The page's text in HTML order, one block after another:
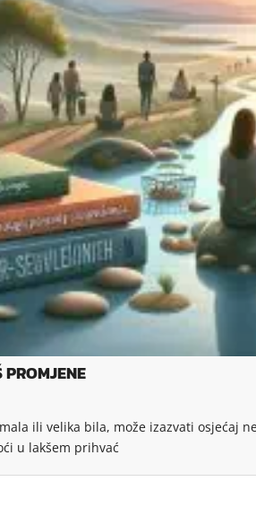
ili velika bila, može izazvati
u lakšem prihvać